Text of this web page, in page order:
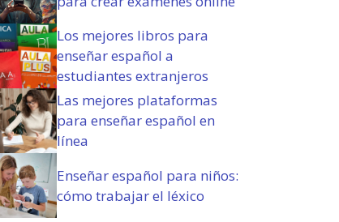
Los mejores libros para
enseñar español a
estudiantes extranjeros
Las mejores plataformas
para enseñar español en
línea
Enseñar español para niños:
cómo trabajar el léxico